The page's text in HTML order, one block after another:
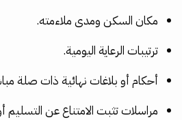
مكان السكن ومدى ملاءمته.
ترتيبات الرعاية اليومية.
أحكام أو بلاغات نهائية ذات صلة
مراسلات تثبت الامتناع عن التسليم